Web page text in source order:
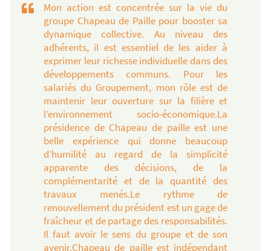
Mon action est concentrée sur la vie du
groupe Chapeau de Paille pour booster sa
dynamique collective. Au niveau des
adhérents, il est essentiel de les aider à
exprimer leur richesse individuelle dans des
développements communs. Pour les
salariés du Groupement, mon rôle est de
maintenir leur ouverture sur la filière et
l’environnement socio-économique.La
présidence de Chapeau de paille est une
belle expérience qui donne beaucoup
d’humilité au regard de la simplicité
apparente des décisions, de la
complémentarité et de la quantité des
travaux menés.Le rythme de
renouvellement du président est un gage de
fraîcheur et de partage des responsabilités.
Il faut avoir le sens du groupe et de son
avenir.Chapeau de paille est indépendant